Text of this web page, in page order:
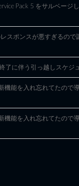
Pack 5 をサルベージ
スポンスが悪すぎるので
了に伴う引っ越しスケジ
機能を入れ忘れてたので
機能を入れ忘れてたので